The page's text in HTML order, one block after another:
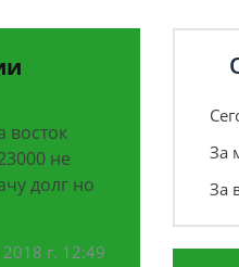
восток
не
долг но
г. 12:49
За
За